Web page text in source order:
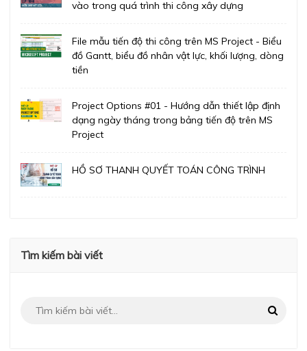
vào trong quá trình thi công xây dựng
File mẫu tiến độ thi công trên MS Project - Biểu
đồ Gantt, biểu đồ nhân vật lực, khối lượng, dòng
tiền
Project Options #01 - Hướng dẫn thiết lập định
dạng ngày tháng trong bảng tiến độ trên MS
Project
HỒ SƠ THANH QUYẾT TOÁN CÔNG TRÌNH
Tìm kiếm bài viết